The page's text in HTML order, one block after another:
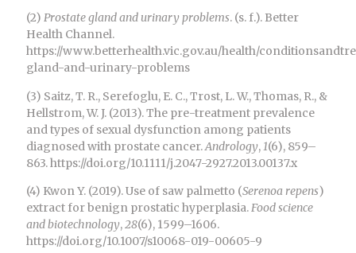
(2) Prostate gland and urinary problems. (s. f.). Better
Health Channel.
https://www.betterhealth.vic.gov.au/health/
gland-and-urinary-problems
(3) Saitz, T. R., Serefoglu, E. C., Trost, L. W., Thomas, R., &
Hellstrom, W. J. (2013). The pre-treatment prevalence
and types of sexual dysfunction among patients
diagnosed with prostate cancer.Andrology,1(6), 859–
863. https://doi.org/10.1111/j.2047-2927.2013.00137.x
(4) Kwon Y. (2019). Use of saw palmetto (Serenoa repens)
extract for benign prostatic hyperplasia.Food science
and biotechnology,28(6), 1599–1606.
https://doi.org/10.1007/s10068-019-00605-9